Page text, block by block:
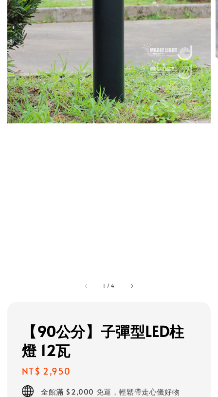
1 /4
【90公分】子彈型LED柱
燈 12瓦
Regular
price
NT$ 2,950
全館滿 $2,000 免運，輕鬆帶走心儀好物